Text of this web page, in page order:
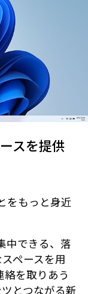
スを提供
をもっと身近
中できる、落
ペースを用
絡を取りあう
とつながる新